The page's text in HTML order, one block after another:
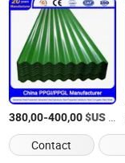
380,00-400,00$US
Contact